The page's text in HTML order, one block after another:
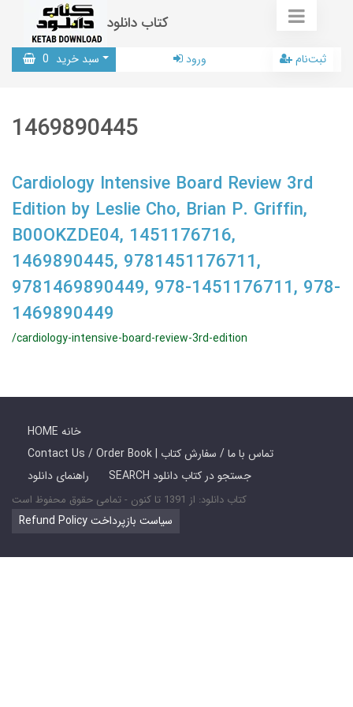
کتاب دانلود
سبد خرید 0 ورود ثبت‌نام
1469890445
Cardiology Intensive Board Review 3rd
Edition by Leslie Cho, Brian P. Griffin,
B00OKZDE04, 1451176716,
1469890445, 9781451176711,
9781469890449, 978-1451176711, 978-
1469890449
/cardiology-intensive-board-review-3rd-edition
HOME خانه
Contact Us / Order Book | تماس با ما / سفارش کتاب
راهنمای دانلود
SEARCH جستجو در کتاب دانلود
کتاب دانلود: از 1391 تا کنون - تمامی حقوق محفوظ است
Refund Policy سیاست بازپرداخت